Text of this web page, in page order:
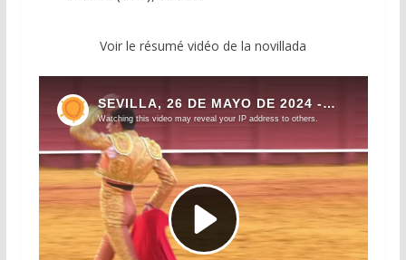
Voir le résumé vidéo de la novillada